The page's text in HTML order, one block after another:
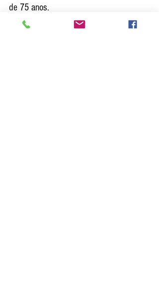
de 75 anos.